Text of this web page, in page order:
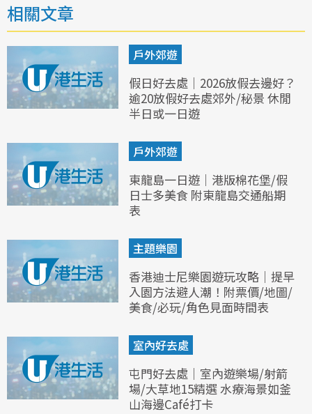
相關文章
戶外郊遊
假日好去處｜2026放假去邊好？
逾20放假好去處郊外/秘景 休閒
半日或一日遊
戶外郊遊
東龍島一日遊｜港版棉花堡/假
日士多美食 附東龍島交通船期
表
主題樂園
香港迪士尼樂園遊玩攻略｜提早
入園方法避人潮！附票價/地圖/
美食/必玩/角色見面時間表
室內好去處
屯門好去處｜室內遊樂場/射箭
場/大草地15精選 水療海景如釜
山海邊Café打卡